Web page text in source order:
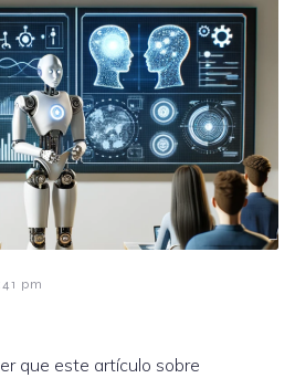
pm
que este artículo sobre